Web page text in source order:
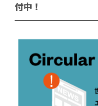
付中！